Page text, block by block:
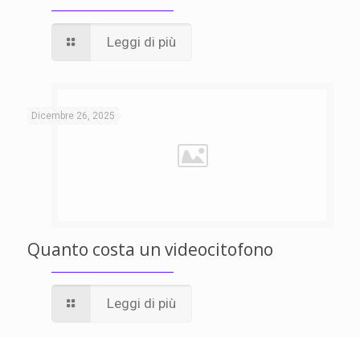
Leggi di più
Dicembre 26, 2025
Quanto costa un videocitofono
Leggi di più